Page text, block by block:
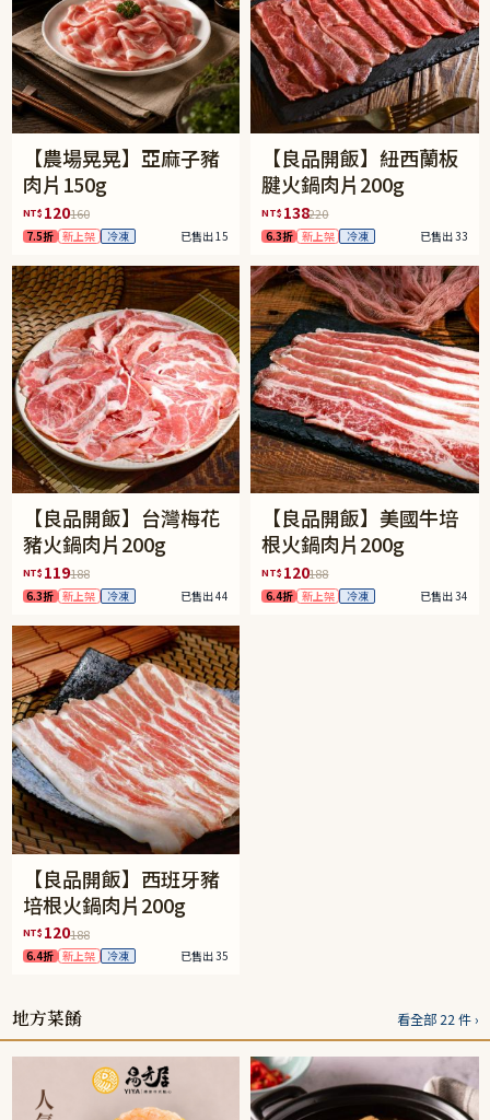
【農場晃晃】亞麻子豬
肉片150g
NT$ 120160
7.5折 新上架 冷凍 已售出 15
【良品開飯】紐西蘭板
腱火鍋肉片200g
NT$ 138220
6.3折 新上架 冷凍 已售出 33
【良品開飯】台灣梅花
豬火鍋肉片200g
NT$ 119188
6.3折 新上架 冷凍 已售出 44
【良品開飯】美國牛培
根火鍋肉片200g
NT$ 120188
6.4折 新上架 冷凍 已售出 34
【良品開飯】西班牙豬
培根火鍋肉片200g
NT$ 120188
6.4折 新上架 冷凍 已售出 35
地方菜餚 看全部 22 件 ›